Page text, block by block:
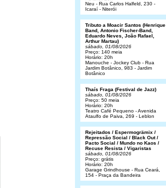
Neu - Rua Carlos Halfeld, 230 -
Icaraí - Niterói
Tributo a Moacir Santos (Henrique
Band, Antonio Fischer-Band,
Eduardo Neves, João Rafael,
Arthur Martau)
sábado, 01/08/2026
Preço: 140 meia
Horário: 20h
Manouche - Jockey Club - Rua
Jardim Botânico, 983 - Jardim
Botânico
Thaís Fraga (Festival de Jazz)
sábado, 01/08/2026
Preço: 50 meia
Horário: 20h
Teatro Café Pequeno - Avenida
Ataulfo de Paiva, 269 - Leblon
Rejeitados / Espermogrämix /
Repressão Social / Black Out /
Pacto Social / Mundo no Kaos /
Recuse Resista / Vigaristas
sábado, 01/08/2026
Preço: grátis
Horário: 20h
Garage Grindhouse - Rua Ceará,
154 - Praça da Bandeira